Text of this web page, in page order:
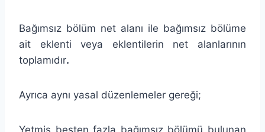
Bağımsız bölüm net alanı ile bağımsız bölüme
ait eklenti veya eklentilerin net alanlarının
toplamıdır.
Ayrıca aynı yasal düzenlemeler gereği;
Yetmiş beşten fazla bağımsız bölümü bulunan